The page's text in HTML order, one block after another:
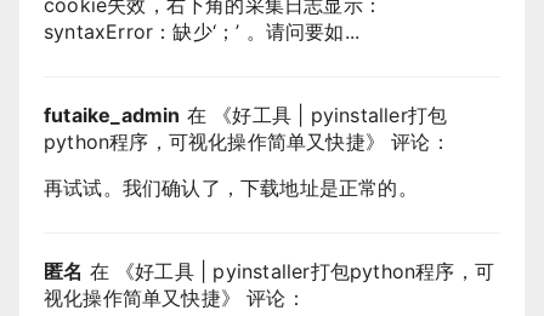
cookie失效，右下角的采集日志显示：
syntaxError：缺少‘；’ 。请问要如...
futaike_admin 在 《好工具 | pyinstaller打包
python程序，可视化操作简单又快捷》 评论：
再试试。我们确认了，下载地址是正常的。
匿名 在 《好工具 | pyinstaller打包python程序，可
视化操作简单又快捷》 评论：